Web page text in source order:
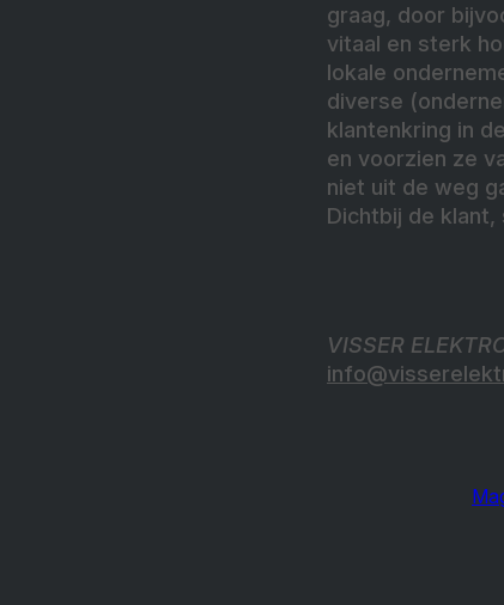
graag, door
vitaal en sterk
lokale
diverse
klantenkring in
en voorzien ze
niet uit de weg
Dichtbij de klant,
VISSER